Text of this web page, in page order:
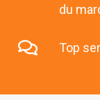
du
Top